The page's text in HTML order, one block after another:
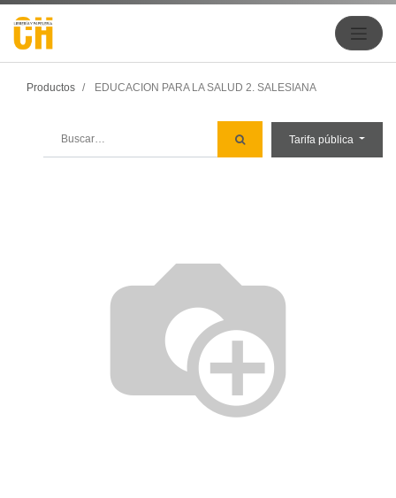
Productos EDUCACION PARA LA SALUD 2. SALESIANA
Tarifa pública